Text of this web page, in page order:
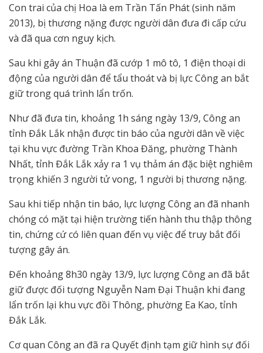
Con trai của chị Hoa là em Trần Tấn Phát (sinh năm
2013), bị thương nặng được người dân đưa đi cấp cứu
và đã qua cơn nguy kịch.
Sau khi gây án Thuận đã cướp 1 mô tô, 1 điện thoại di
động của người dân để tẩu thoát và bị lực Công an bắt
giữ trong quá trình lẩn trốn.
Như đã đưa tin, khoảng 1h sáng ngày 13/9, Công an
tỉnh Đắk Lắk nhận được tin báo của người dân về việc
tại khu vực đường Trần Khoa Đăng, phường Thành
Nhất, tỉnh Đắk Lắk xảy ra 1 vụ thảm án đặc biệt nghiêm
trọng khiến 3 người tử vong, 1 người bị thương nặng.
Sau khi tiếp nhận tin báo, lực lượng Công an đã nhanh
chóng có mặt tại hiện trường tiến hành thu thập thông
tin, chứng cứ có liên quan đến vụ việc để truy bắt đối
tượng gây án.
Đến khoảng 8h30 ngày 13/9, lực lượng Công an đã bắt
giữ được đối tượng Nguyễn Nam Đại Thuận khi đang
lẩn trốn lại khu vực đồi Thông, phường Ea Kao, tỉnh
Đắk Lắk.
Cơ quan Công an đã ra Quyết định tạm giữ hình sự đối